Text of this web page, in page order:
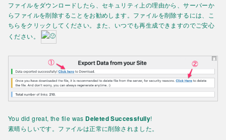
ファイルをダウンロードしたら、セキュリティ上の理由から、サーバーか
らファイルを削除することをお勧めします。ファイルを削除するには、こ
ちらをクリックしてください。また、いつでも再生成できますのでご安心
ください。
You did great, the file was Deleted Successfully!
素晴らしいです。ファイルは正常に削除されました。